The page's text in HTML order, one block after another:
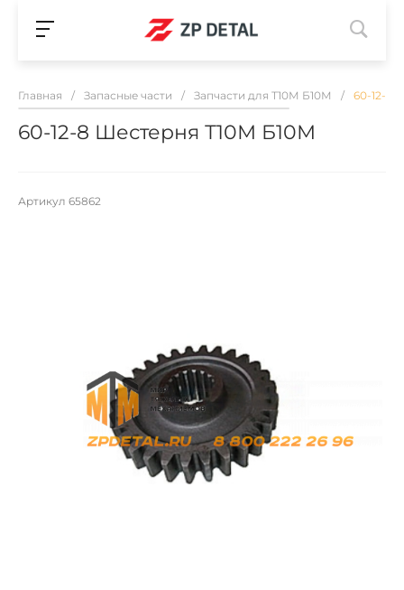
Главная / Запасные части / Запчасти для Т10М Б10М / 60-12-8
60-12-8 Шестерня Т10М Б10М
Артикул 65862